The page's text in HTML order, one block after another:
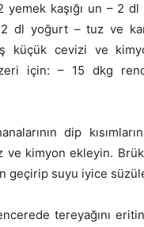
yemek kaşığı un – 2
dl yoğurt – tuz ve
küçük cevizi ve
için: – 15 dkg
dip
ve kimyon ekleyin.
geçirip suyu iyice
tereyağını